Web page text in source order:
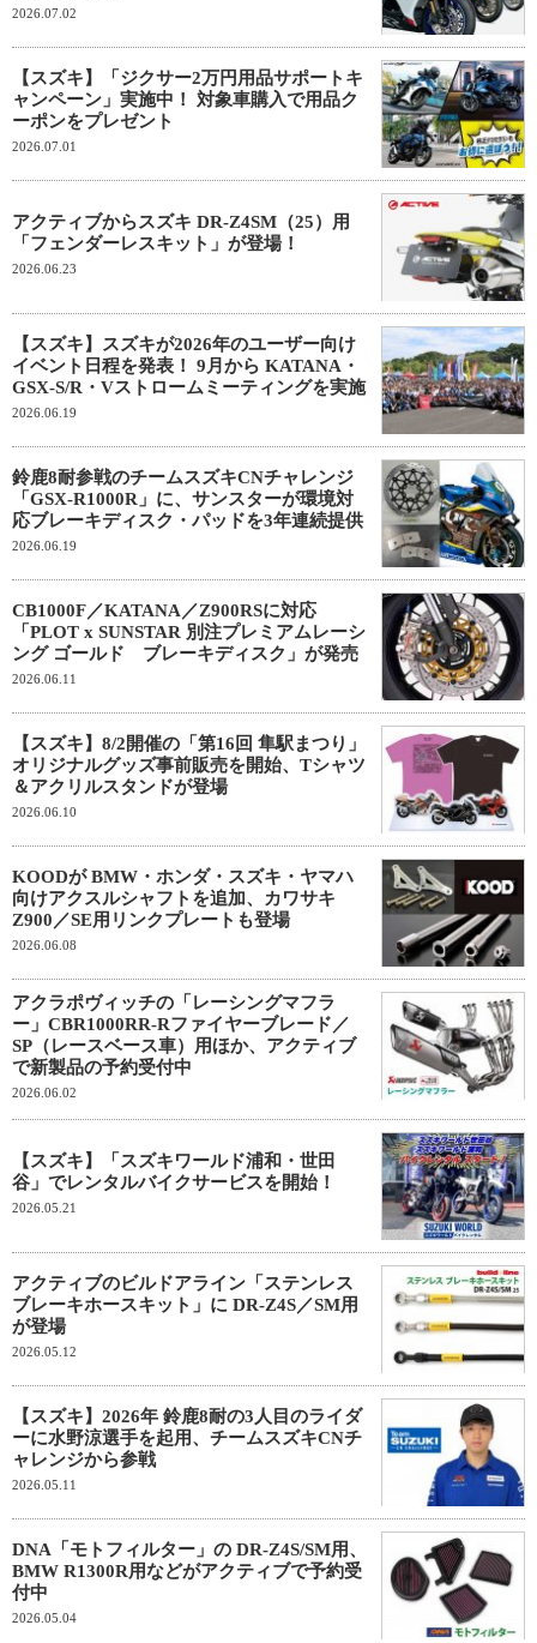
2026.07.02
【スズキ】「ジクサー2万円用品サポートキ
ャンペーン」実施中！ 対象車購入で用品ク
ーポンをプレゼント
2026.07.01
アクティブからスズキ DR-Z4SM（25）用
「フェンダーレスキット」が登場！
2026.06.23
【スズキ】スズキが2026年のユーザー向け
イベント日程を発表！ 9月から KATANA・
GSX-S/R・Vストロームミーティングを実施
2026.06.19
鈴鹿8耐参戦のチームスズキCNチャレンジ
「GSX-R1000R」に、サンスターが環境対
応ブレーキディスク・パッドを3年連続提供
2026.06.19
CB1000F／KATANA／Z900RSに対応
「PLOT x SUNSTAR 別注プレミアムレーシ
ング ゴールド ブレーキディスク」が発売
2026.06.11
【スズキ】8/2開催の「第16回 隼駅まつり」
オリジナルグッズ事前販売を開始、Tシャツ
＆アクリルスタンドが登場
2026.06.10
KOODが BMW・ホンダ・スズキ・ヤマハ
向けアクスルシャフトを追加、カワサキ
Z900／SE用リンクプレートも登場
2026.06.08
アクラポヴィッチの「レーシングマフラ
ー」CBR1000RR-Rファイヤーブレード／
SP（レースベース車）用ほか、アクティブ
で新製品の予約受付中
2026.06.02
【スズキ】「スズキワールド浦和・世田
谷」でレンタルバイクサービスを開始！
2026.05.21
アクティブのビルドアライン「ステンレス
ブレーキホースキット」に DR-Z4S／SM用
が登場
2026.05.12
【スズキ】2026年 鈴鹿8耐の3人目のライダ
ーに水野涼選手を起用、チームスズキCNチ
ャレンジから参戦
2026.05.11
DNA「モトフィルター」の DR-Z4S/SM用、
BMW R1300R用などがアクティブで予約受
付中
2026.05.04